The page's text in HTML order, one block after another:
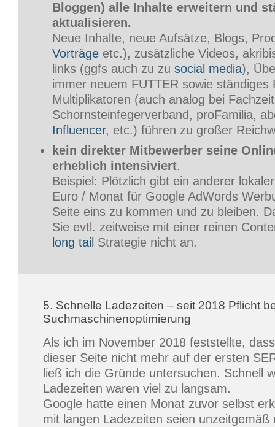
Bloggen) alle Inhalte erweitern und
aktualisieren.
Neue Inhalte, neue Aufsätze, Blogs,
Vorträge etc.), zusätzliche Videos,
links (ggfs auch zu zu social media),
immer neuem FUTTER sowie ständiges
Multiplikatoren (auch analog bei
Schornsteinfegerverband, proFamilia,
Influencer, etc.) führen zu großer
kein direkter Mitbewerber seine
erheblich intensiviert.
Beispiel: Plötzlich gibt ein anderer
Euro / Monat für Google AdWords
Seite eins zu kommen und zu bleiben.
Sie evtl. zeitweise mit einer reinen
long tail Strategie nicht an.
5. Schnelle Ladezeiten – seit 2018 Pflicht
Suchmaschinenoptimierung
Als ich im November 2018 feststellte,
dieser Seite nicht mehr auf der ersten
ließ ich die Gründe untersuchen. Schnell
Ladezeiten waren viel zu langsam.
Google hatte einen Monat zuvor selbst
mit langen Ladezeiten seien unzeitgemäß